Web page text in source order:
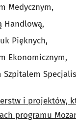
Medycznym,
Handlową,
Pięknych,
Ekonomicznym,
Szpitalem
i projektów,
programu